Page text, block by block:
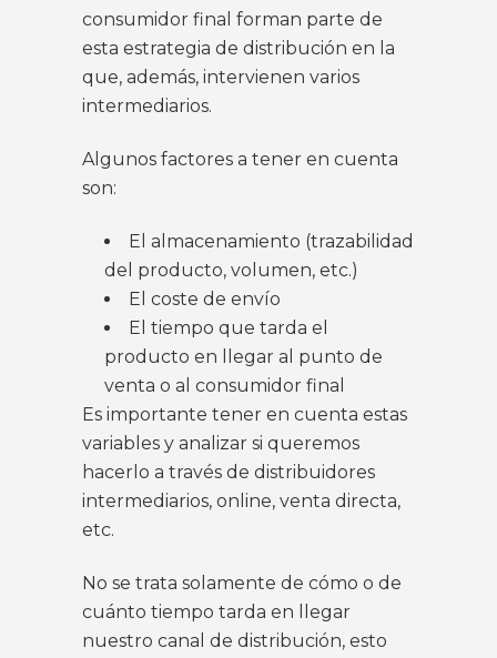
consumidor final forman parte de
esta estrategia de distribución en la
que, además, intervienen varios
intermediarios.
Algunos factores a tener en cuenta
son:
El almacenamiento (trazabilidad
del producto, volumen, etc.)
El coste de envío
El tiempo que tarda el
producto en llegar al punto de
venta o al consumidor final
Es importante tener en cuenta estas
variables y analizar si queremos
hacerlo a través de distribuidores
intermediarios, online, venta directa,
etc.
No se trata solamente de cómo o de
cuánto tiempo tarda en llegar
nuestro canal de distribución, esto